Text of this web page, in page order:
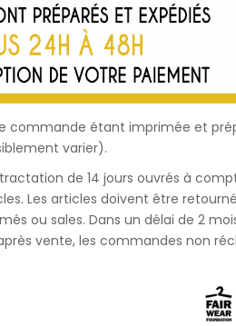
commande étant imprimée et
varier).
de 14 jours ouvrés à
Les articles doivent être
ou sales. Dans un délai de 2
vente, les commandes non